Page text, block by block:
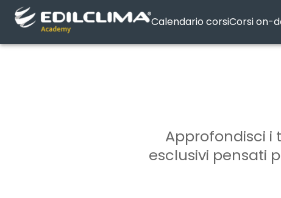
Calendario corsiCorsi on-
Approfondisci i
esclusivi pensati